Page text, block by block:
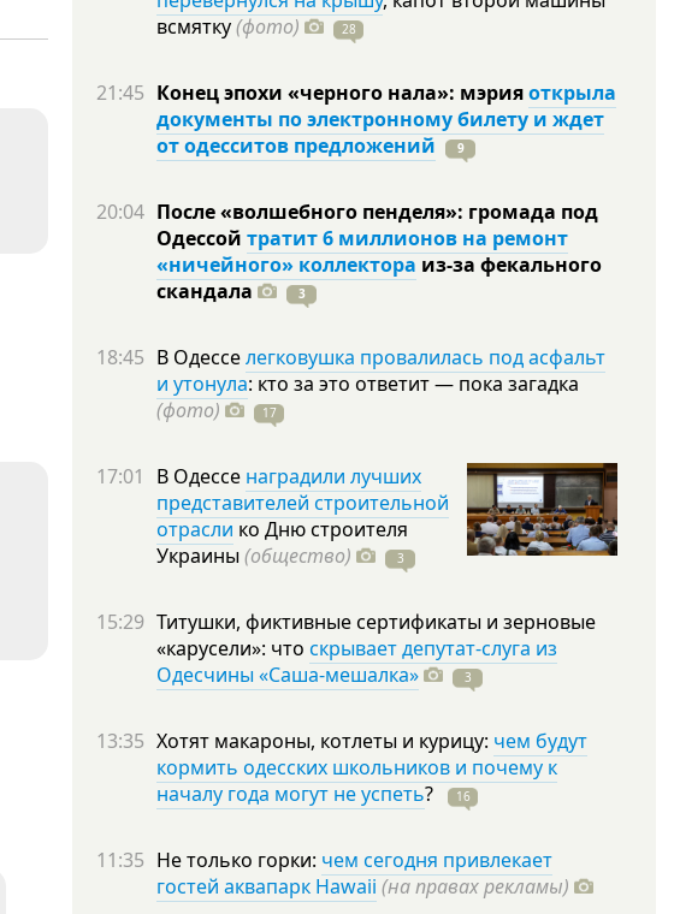
всмятку(фото) 28
21:45 Конец эпохи «черного нала»: мэрияоткрыла
документы по электронному билету и ждет
от одесситов предложений
9
20:04 После «волшебного пенделя»: громада под
Одессой тратит 6 миллионов на ремонт
«ничейного» коллектора из-за фекального
скандала
3
18:45 В Одесселегковушка провалилась под асфальт
и утонула: кто за это ответит — пока загадка
(фото)
17
17:01 В Одессе наградили лучших
представителей строительной
отрасли ко Дню строителя
Украины (общество) 3
15:29 Титушки, фиктивные сертификаты и зерновые
«карусели»: что скрывает депутат-слуга из
Одесчины «Саша-мешалка»
3
13:35 Хотят макароны, котлеты и курицу: чем будут
кормить одесских школьников и почему к
началу года могут не успеть? 16
11:35 Не только горки: чем сегодня привлекает
гостей аквапарк Hawaii (на правах рекламы)